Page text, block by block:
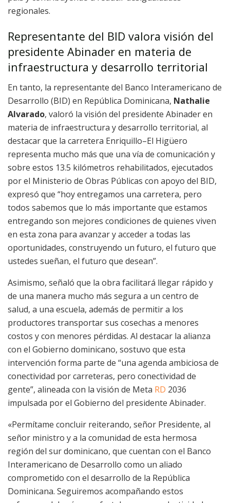
regionales.
Representante del BID valora visión del
presidente Abinader en materia de
infraestructura y desarrollo territorial
En tanto, la representante del Banco Interamericano de
Desarrollo (BID) en República Dominicana, Nathalie
Alvarado, valoró la visión del presidente Abinader en
materia de infraestructura y desarrollo territorial, al
destacar que la carretera Enriquillo–El Higüero
representa mucho más que una vía de comunicación y
sobre estos 13.5 kilómetros rehabilitados, ejecutados
por el Ministerio de Obras Públicas con apoyo del BID,
expresó que “hoy entregamos una carretera, pero
todos sabemos que lo más importante que estamos
entregando son mejores condiciones de quienes viven
en esta zona para avanzar y acceder a todas las
oportunidades, construyendo un futuro, el futuro que
ustedes sueñan, el futuro que desean”.
Asimismo, señaló que la obra facilitará llegar rápido y
de una manera mucho más segura a un centro de
salud, a una escuela, además de permitir a los
productores transportar sus cosechas a menores
costos y con menores pérdidas. Al destacar la alianza
con el Gobierno dominicano, sostuvo que esta
intervención forma parte de “una agenda ambiciosa de
conectividad por carreteras, pero conectividad de
gente”, alineada con la visión de Meta RD 2036
impulsada por el Gobierno del presidente Abinader.
«Permítame concluir reiterando, señor Presidente, al
señor ministro y a la comunidad de esta hermosa
región del sur dominicano, que cuentan con el Banco
Interamericano de Desarrollo como un aliado
comprometido con el desarrollo de la República
Dominicana. Seguiremos acompañando estos